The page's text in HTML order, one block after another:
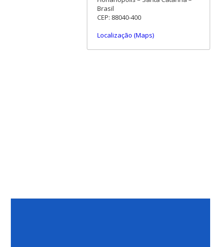
Brasil
CEP: 88040-400
Localização (Maps)